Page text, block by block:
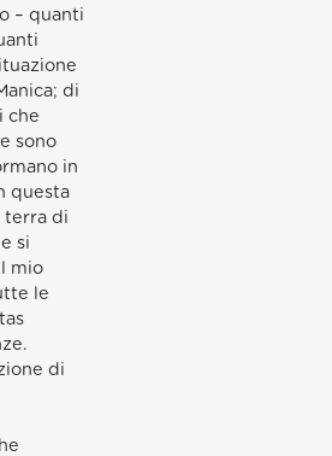
– quanti
di
che
sono
in
questa
terra di
si
mio
le
di